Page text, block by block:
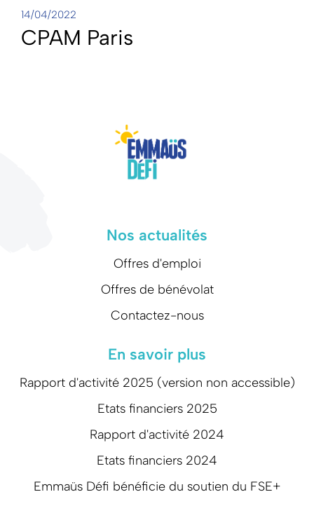
14/04/2022
CPAM Paris
Nos actualités
Offres d'emploi
Offres de bénévolat
Contactez-nous
En savoir plus
Rapport d'activité 2025 (version non accessible)
Etats financiers 2025
Rapport d'activité 2024
Etats financiers 2024
Emmaüs Défi bénéficie du soutien du FSE+